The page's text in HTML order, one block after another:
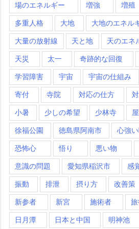
場のエネルギー 増強 増殖
多重人格 大地 大地のエネル
大量の放射線 天と地 天のエネ
天災 太一 奇跡的な回復
学習障害 宇宙 宇宙の仕組み
寄付 寺院 対応の仕方
小暑 少しの希望 少林寺
徐福公園 徳島県阿南市 心強
恐怖心 悟り 悪い物
意識の問題 愛知県稲沢市 感
振動 排泄 摂り方 改善策
新参者 新宮 施術者
日月潭 日本と中国 明神池